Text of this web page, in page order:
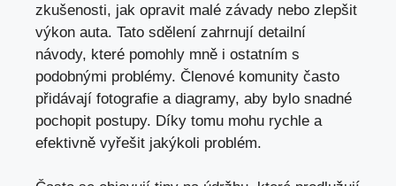
zkušenosti, jak opravit malé závady nebo zlepšit
výkon auta. Tato sdělení zahrnují detailní
návody, které pomohly mně i ostatním s
podobnými problémy. Členové komunity často
přidávají fotografie a diagramy, aby bylo snadné
pochopit postupy. Díky tomu mohu rychle a
efektivně vyřešit jakýkoli problém.